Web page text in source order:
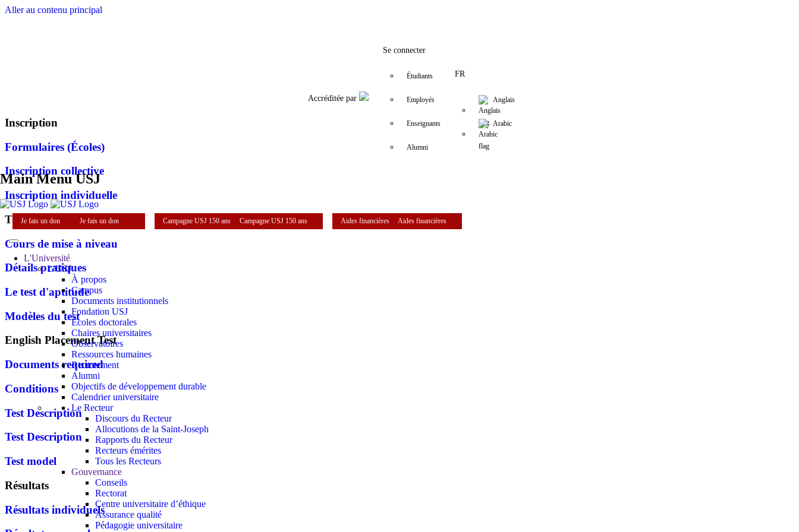
Aller au contenu principal
Accréditée par
Se connecter
Étudiants
Employés
Enseignants
Alumni
FR
Anglais
Arabic
Main Menu USJ
Je fais un don Je fais un don Campagne USJ 150 ans Campagne USJ 150 ans Aides financières Aides financières
L'Université
L'USJ
À propos
Campus
Documents institutionnels
Fondation USJ
Écoles doctorales
Chaires universitaires
Observatoires
Ressources humaines
Recrutement
Alumni
Objectifs de développement durable
Calendrier universitaire
Le Recteur
Discours du Recteur
Allocutions de la Saint-Joseph
Rapports du Recteur
Recteurs émérites
Tous les Recteurs
Gouvernance
Conseils
Rectorat
Centre universitaire d’éthique
Assurance qualité
Pédagogie universitaire
Inscription
Formulaires (Écoles)
Inscription collective
Inscription individuelle
Test de français
Cours de mise à niveau
Détails pratiques
Le test d'aptitude
Modèles du test
English Placement Test
Documents required
Conditions
Test Description
Test Description
Test model
Résultats
Résultats individuels